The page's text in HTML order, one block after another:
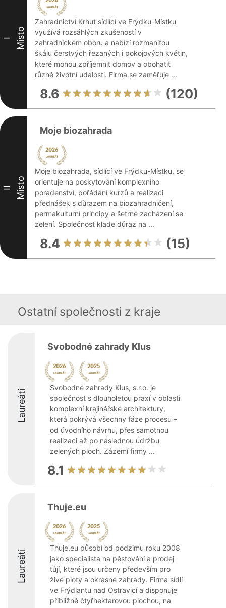
I Místo
Zahradnictví Krhut sídlící ve Frýdku-Místku
využívá rozsáhlých zkušeností v
zahradnickém oboru a nabízí rozmanitou
škálu čerstvých řezaných i pokojových květin,
které mohou zpříjemnit domov a obohatit
různé životní události. Firma se zaměřuje ...
8.6 (120)
II Místo
Moje biozahrada
Moje biozahrada, sídlící ve Frýdku-Místku, se
orientuje na poskytování komplexního
poradenství, pořádání kurzů a realizaci
přednášek s důrazem na biozahradničení,
permakulturní principy a šetrné zacházení se
zelení. Společnost klade důraz na ...
8.4 (15)
Ostatní společnosti z kraje
Laureáti
Svobodné zahrady Klus
Svobodné zahrady Klus, s.r.o. je
společnost s dlouholetou praxí v oblasti
komplexní krajinářské architektury,
která pokrývá všechny fáze procesu –
od úvodního návrhu, přes samotnou
realizaci až po následnou údržbu
zelených ploch. Zázemí firmy ...
8.1
Laureáti
Thuje.eu
Thuje.eu působí od podzimu roku 2008
jako specialista na pěstování a prodej
tújí, které jsou určeny především pro
živé ploty a okrasné zahrady. Firma sídlí
ve Frýdlantu nad Ostravicí a disponuje
přibližně čtyřhektarovou plochou, na